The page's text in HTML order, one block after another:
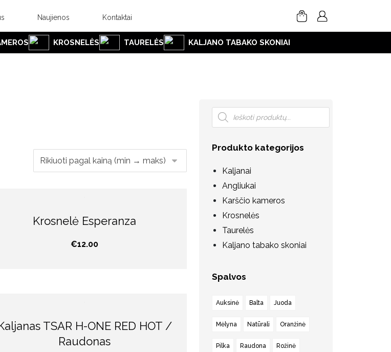
Naujienos Kontaktai
KROSNELĖS TAURELĖS KALJANO TABAKO SKONIAI
Krosnelė Esperanza
€12.00
TSAR H-ONE RED HOT /
Raudonas
Produkto kategorijos
Kaljanai
Angliukai
Karščio kameros
Krosnelės
Taurelės
Kaljano tabako skoniai
Spalvos
Auksinė Balta Juoda
Mėlyna Natūrali Oranžinė
Pilka Raudona Rožinė